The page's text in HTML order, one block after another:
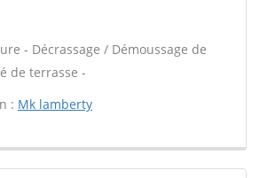
- Décrassage / Démoussage de
de terrasse -
: Mk lamberty